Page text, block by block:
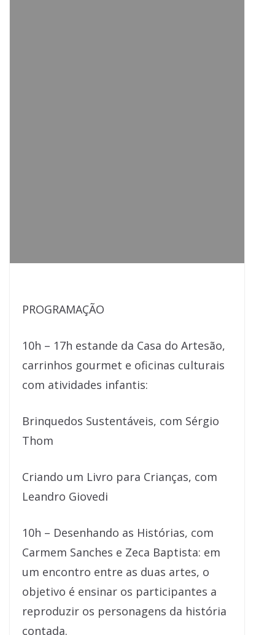
PROGRAMAÇÃO
10h – 17h estande da Casa do Artesão,
carrinhos gourmet e oficinas culturais
com atividades infantis:
Brinquedos Sustentáveis, com Sérgio
Thom
Criando um Livro para Crianças, com
Leandro Giovedi
10h – Desenhando as Histórias, com
Carmem Sanches e Zeca Baptista: em
um encontro entre as duas artes, o
objetivo é ensinar os participantes a
reproduzir os personagens da história
contada.